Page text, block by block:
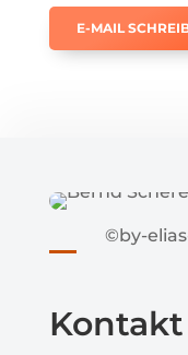
E-MAIL
©by-
Kontakt